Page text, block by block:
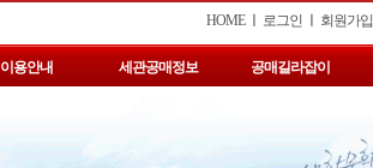
HOMEㅣ 로그인 회원가입
이용안내 세관공매정보 공매길라잡이